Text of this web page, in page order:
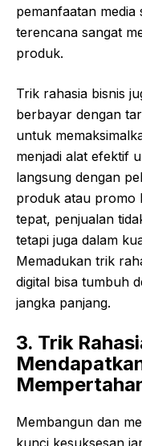
pemanfaatan
terencana sangat
produk.
Trik rahasia bisnis
berbayar dengan
untuk
menjadi alat efektif
langsung dengan
produk atau promo
tepat, penjualan
tetapi juga dalam
Memadukan trik
digital bisa tumbuh
jangka panjang.
3. Trik
Membangun dan